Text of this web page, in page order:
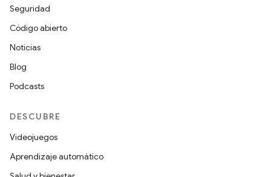
Seguridad
Código abierto
Noticias
Blog
Podcasts
DESCUBRE
Videojuegos
Aprendizaje automático